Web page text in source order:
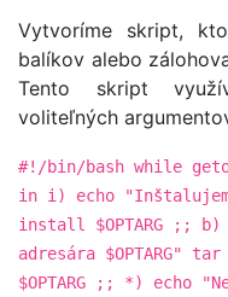
Vytvoríme skript,
balíkov alebo
Tento skript
voliteľných
#!/bin/bash while
in i) echo "Inštalujem
install $OPTARG ;; b)
adresára $OPTARG"
$OPTARG ;; *) echo